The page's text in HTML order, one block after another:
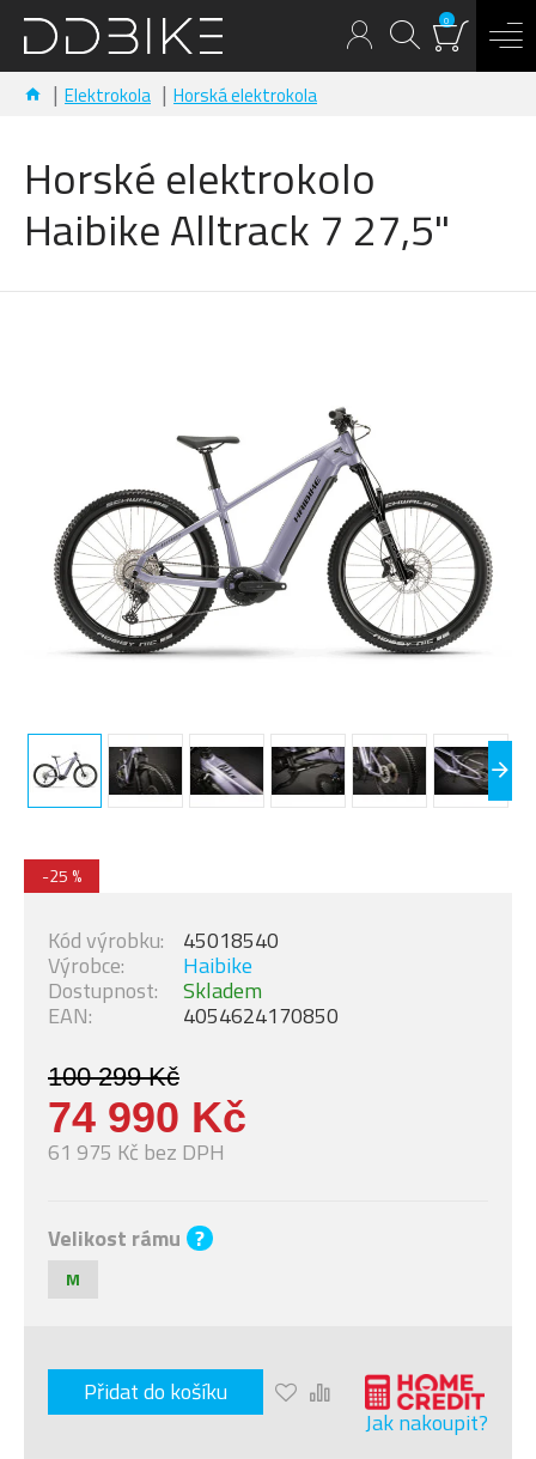
0
Elektrokola Horská elektrokola
Horské elektrokolo
Haibike Alltrack 7 27,5"
-25 %
100 299 Kč
74 990 Kč
61 975 Kč bez DPH
Dostupnost: Skladem
Výrobce: Haibike
Kód výrobku: 45018540
EAN: 4054624170850
Velikost rámu ?
M
Přidat do košíku
Jak nakoupit?